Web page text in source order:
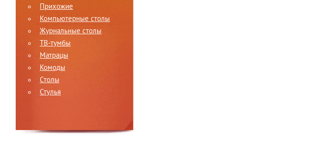
Прихожие
Компьютерные столы
Журнальные столы
ТВ-тумбы
Матрацы
Комоды
Столы
Стулья